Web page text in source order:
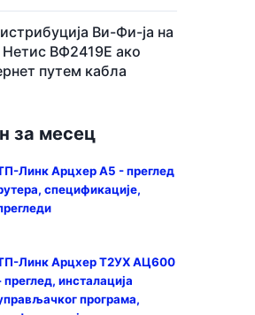
Ви-Фи-ја на
Нетис ВФ2419Е ако
путем кабла
за месец
Линк Арцхер А5 - преглед
спецификације,
Линк Арцхер Т2УХ АЦ600
преглед, инсталација
програма,